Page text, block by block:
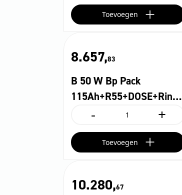
W
Pack
Toevoegen
8.657,83
B 50 W Bp Pack
115Ah+R55+DOSE+Rin…
-
W
Pack
+
Toevoegen
10.280,67